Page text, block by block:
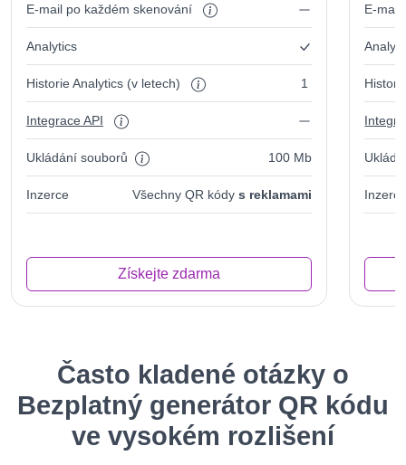
E-mail po každém skenování
Analytics
Historie Analytics (v letech) 1
Integrace API
Ukládání souborů 100 Mb
Inzerce Všechny QR kódys reklamami
Získejte zdarma
E-mail
Často kladené otázky o
Bezplatný generátor QR kódu
ve vysokém rozlišení